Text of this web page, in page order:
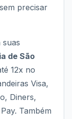
precisar
de São
12x no
Visa,
Diners,
Também